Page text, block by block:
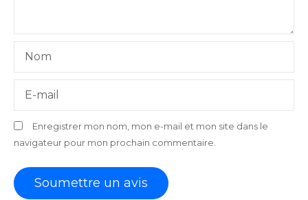
Nom
E-mail
Enregistrer mon nom, mon e-mail et mon site dans le
navigateur pour mon prochain commentaire.